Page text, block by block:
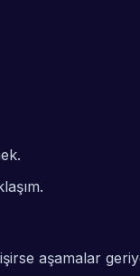
aşamalar